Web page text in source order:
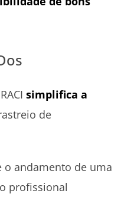
simplifica a
de
o andamento de uma
profissional